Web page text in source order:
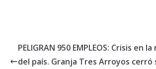
PELIGRAN 950 EMPLEOS: Crisis en
del país. Granja Tres Arroyos cerró